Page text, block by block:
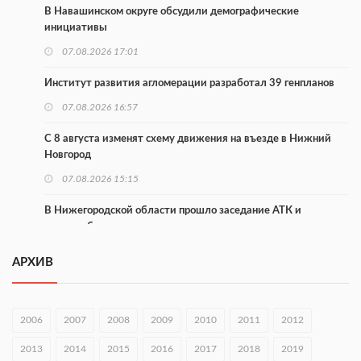
В Навашинском округе обсудили демографические
инициативы
07.08.2026 17:01
Институт развития агломерации разработал 39 генпланов
07.08.2026 16:57
С 8 августа изменят схему движения на въезде в Нижний
Новгород
07.08.2026 15:15
В Нижегородской области прошло заседание АТК и
оперштаба
В Чкаловске спустили на воду «Метеор-120Р»
пожарного
АРХИВ
2006 2007 2008 2009 2010 2011 2012
2013 2014 2015 2016 2017 2018 2019